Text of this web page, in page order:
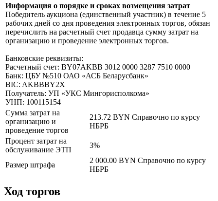
Информация о порядке и сроках возмещения затрат
Победитель аукциона (единственный участник) в течение 5
рабочих дней со дня проведения электронных торгов, обязан
перечислить на расчетный счет продавца сумму затрат на
организацию и проведение электронных торгов.
Банковские реквизиты:
Расчетный счет: BY07AKBB 3012 0000 3287 7510 0000
Банк: ЦБУ №510 ОАО «АСБ Беларусбанк»
BIC: AKBBBY2X
Получатель: УП «УКС Мингорисполкома»
УНП: 100115154
Сумма затрат на
организацию и
проведение торгов
213.72 BYN Справочно по курсу
НБРБ
Процент затрат на
обслуживание ЭТП
3%
Размер штрафа
2 000.00 BYN Справочно по курсу
НБРБ
Ход торгов